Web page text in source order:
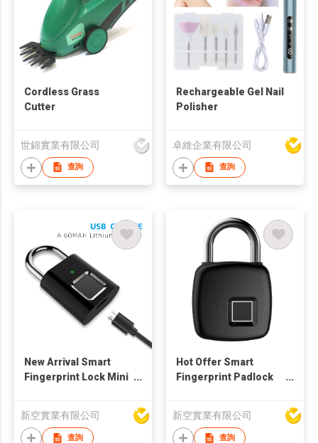
Cordless Grass
Cutter
世錦實業有限公司
查詢
Rechargeable Gel Nail
Polisher
卓維企業有限公司
查詢
New Arrival Smart
Fingerprint Lock Mini
新空實業有限公司
查詢
Hot Offer Smart
Fingerprint Padlock
新空實業有限公司
查詢